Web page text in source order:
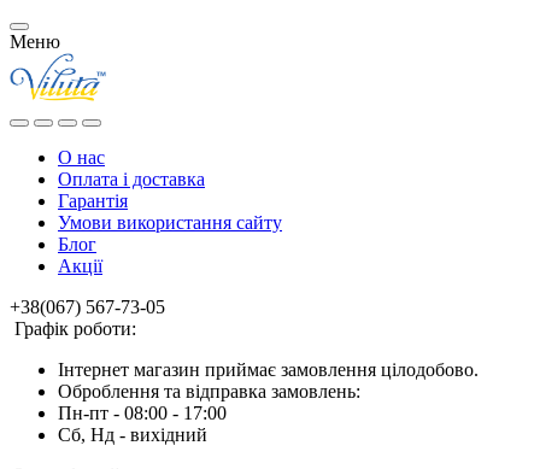
Меню
О нас
Оплата і доставка
Гарантія
Умови використання сайту
Блог
Акції
+38(067) 567-73-05
Графік роботи:
Інтернет магазин приймає замовлення цілодобово.
Оброблення та відправка замовлень:
Пн-пт - 08:00 - 17:00
Сб, Нд - вихідний